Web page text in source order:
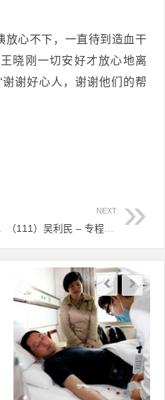
放心不下，一直待到造血干
晓刚一切安好才放心地离
谢好心人，谢谢他们的帮
NEXT: